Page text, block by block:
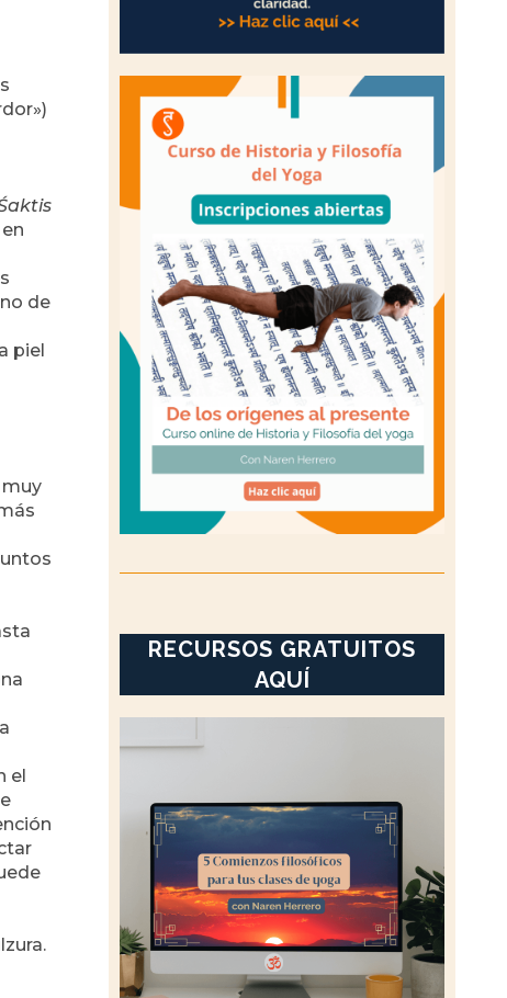
de
piel
muy
el
RECURSOS GRATUITOS
AQUÍ